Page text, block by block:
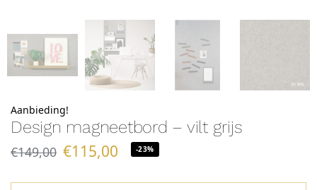
Aanbieding!
Design magneetbord – vilt grijs
€149,00 €115,00 -23%